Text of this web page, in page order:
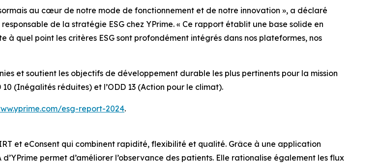
au cœur de notre mode de fonctionnement et de notre innovation », a déclaré
de la stratégie ESG chez YPrime. « Ce rapport établit une base solide en
quel point les critères ESG sont profondément intégrés dans nos plateformes, nos
et soutient les objectifs de développement durable les plus pertinents pour la mission
(Inégalités réduites) et l’ODD 13 (Action pour le climat).
esg-report-2024.
et eConsent qui combinent rapidité, flexibilité et qualité. Grâce à une application
permet d’améliorer l’observance des patients. Elle rationalise également les flux